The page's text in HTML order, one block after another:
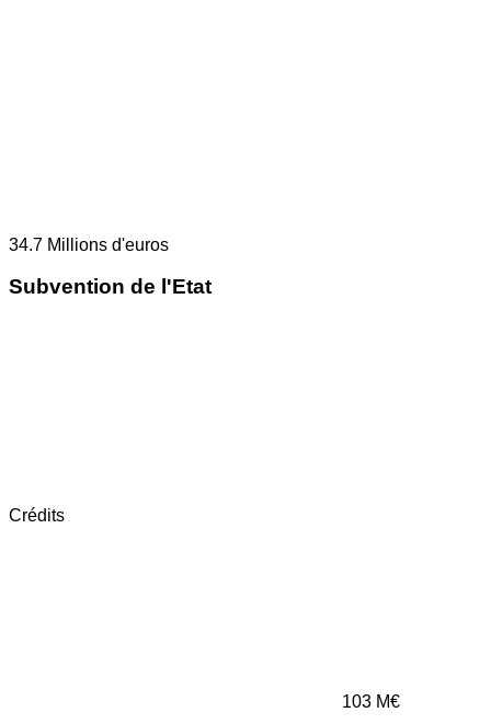
34.7 Millions d'euros
Subvention de l'Etat
Crédits
103 M€